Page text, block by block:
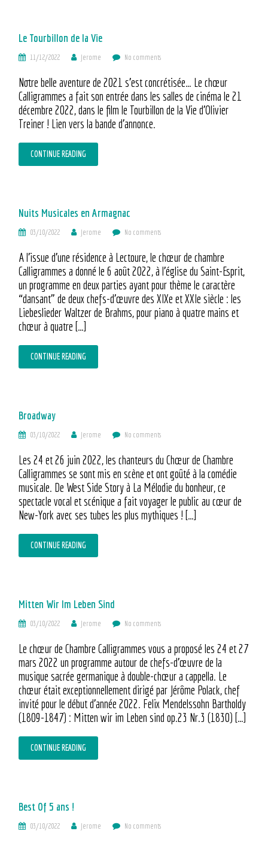
Le Tourbillon de la Vie
11/12/2022 Jerome No comments
Notre belle aventure de 2021 s’est concrétisée… Le chœur
Calligrammes a fait son entrée dans les salles de cinéma le 21
décembre 2022, dans le film le Tourbillon de la Vie d’Olivier
Treiner ! Lien vers la bande d’annonce.
CONTINUE READING
Nuits Musicales en Armagnac
03/10/2022 Jerome No comments
A l’issue d’une résidence à Lectoure, le chœur de chambre
Calligrammes a donné le 6 août 2022, à l’église du Saint-Esprit,
un programme en deux parties ayant pour thème le caractère
“dansant” de deux chefs-d’œuvre des XIXe et XXIe siècle : les
Liebeslieder Waltzer de Brahms, pour piano à quatre mains et
chœur à quatre […]
CONTINUE READING
Broadway
03/10/2022 Jerome No comments
Les 24 et 26 juin 2022, les chanteurs du Chœur de Chambre
Calligrammes se sont mis en scène et ont goûté à la comédie
musicale. De West Side Story à La Mélodie du bonheur, ce
spectacle vocal et scénique a fait voyager le public au cœur de
New-York avec ses tubes les plus mythiques ! […]
CONTINUE READING
Mitten Wir Im Leben Sind
03/10/2022 Jerome No comments
Le chœur de Chambre Calligrammes vous a proposé les 24 et 27
mars 2022 un programme autour de chefs-d’œuvre de la
musique sacrée germanique à double-chœur a cappella. Le
chœur était exceptionnellement dirigé par Jérôme Polack, chef
invité pour le début d’année 2022. Felix Mendelssohn Bartholdy
(1809-1847) : Mitten wir im Leben sind op.23 Nr.3 (1830) […]
CONTINUE READING
Best Of 5 ans !
03/10/2022 Jerome No comments